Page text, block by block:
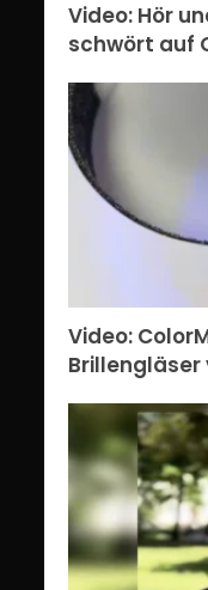
Video: Hör
schwört auf
Video:
Brillengläser